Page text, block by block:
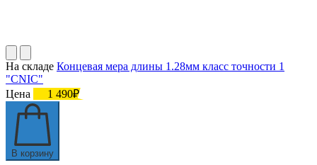
На складе Концевая мера длины 1.28мм класс точности 1
"CNIC"
Цена
1 490₽
В корзину